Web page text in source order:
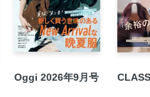
私たちの＃平日タイパごはん
Oggi 2026年9月号